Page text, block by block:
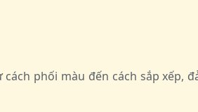
phối màu đến cách sắp xếp,